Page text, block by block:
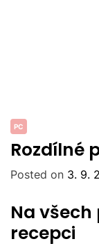
PC
Rozdílné
Posted on 3. 9.
Na
recepci